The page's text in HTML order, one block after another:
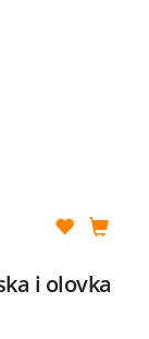
i olovka